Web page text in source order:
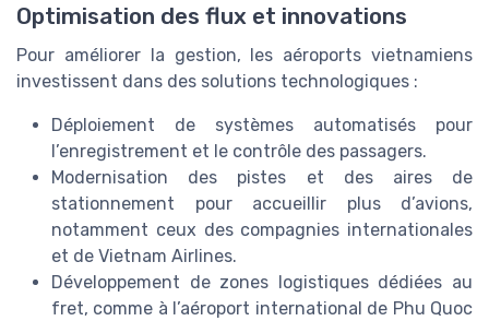
Optimisation des flux et innovations
Pour améliorer la gestion, les aéroports vietnamiens
investissent dans des solutions technologiques :
Déploiement de systèmes automatisés pour
l’enregistrement et le contrôle des passagers.
Modernisation des pistes et des aires de
stationnement pour accueillir plus d’avions,
notamment ceux des compagnies internationales
et de Vietnam Airlines.
Développement de zones logistiques dédiées au
fret, comme à l’aéroport international de Phu Quoc